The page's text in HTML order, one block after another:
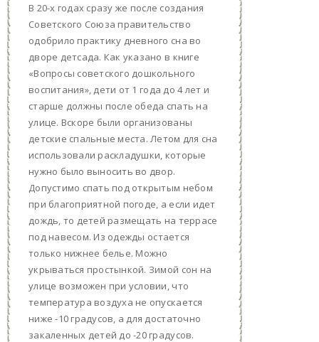
В 20-х годах сразу же после создания
Советского Союза правительство
одобрило практику дневного сна во
дворе детсада. Как указано в книге
«Вопросы советского дошкольного
воспитания», дети от 1 года до 4 лет и
старше должны после обеда спать на
улице. Вскоре были организованы
детские спальные места. Летом для сна
использовали раскладушки, которые
нужно было выносить во двор.
Допустимо спать под открытым небом
при благоприятной погоде, а если идет
дождь, то детей размещать на террасе
под навесом. Из одежды остается
только нижнее белье. Можно
укрываться простынкой. Зимой сон на
улице возможен при условии, что
температура воздуха не опускается
ниже -10 градусов, а для достаточно
закаленных детей до -20 градусов.